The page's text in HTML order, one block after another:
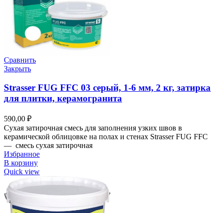
Сравнить
Закрыть
Strasser FUG FFC 03 серый, 1-6 мм, 2 кг, затирка
для плитки, керамогранита
590,00 ₽
Сухая затирочная смесь для заполнения узких швов в
керамической облицовке на полах и стенах Strasser FUG FFC
— смесь сухая затирочная
Избранное
В корзину
Quick view